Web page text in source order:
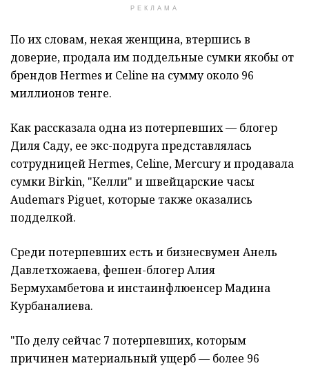
РЕКЛАМА
По их словам, некая женщина, втершись в
доверие, продала им поддельные сумки якобы от
брендов Hermes и Celine на сумму около 96
миллионов тенге.
Как рассказала одна из потерпевших — блогер
Диля Саду, ее экс-подруга представлялась
сотрудницей Hermes, Celine, Mercury и продавала
сумки Birkin, "Келли" и швейцарские часы
Audemars Piguet, которые также оказались
подделкой.
Среди потерпевших есть и бизнесвумен Анель
Давлетхожаева, фешен-блогер Алия
Бермухамбетова и инстаинфлюенсер Мадина
Курбаналиева.
"По делу сейчас 7 потерпевших, которым
причинен материальный ущерб — более 96